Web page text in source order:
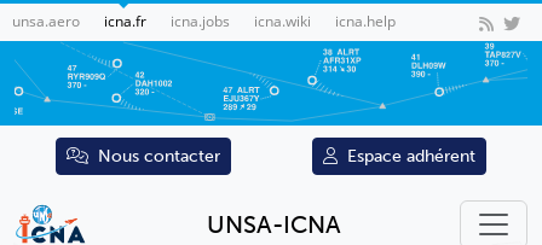
unsa.aero icna.fr icna.jobs icna.wiki icna.help
Nous contacter Espace adhérent
UNSA-ICNA